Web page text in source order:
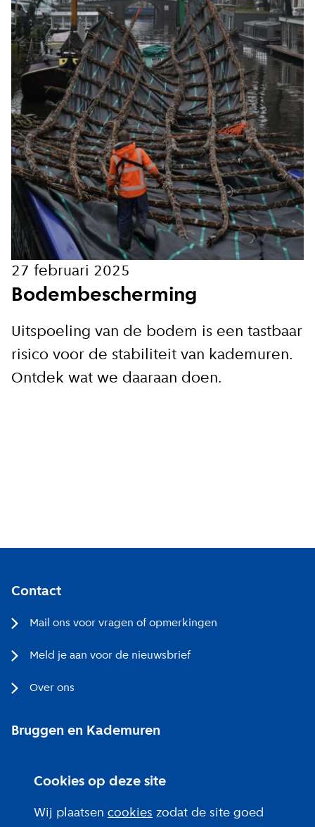
Cookies op deze site
Wij plaatsen cookies zodat de site goed
update
Blijf moeiteloos op de hoogte van al het
reilen en zeilen rond de bruggen en
kademuren in Amsterdam. Meld je aan voor
onze updates en je mist geen verhaal!
E-mailadres
Hoe vaak wil je van ons horen:
Bij elk nieuw artikel
Wekelijks
Maandelijks
Bodembescherming
27 februari 2025
Uitspoeling van de bodem is een tastbaar
risico voor de stabiliteit van kademuren.
Ontdek wat we daaraan doen.
Contact
Mail ons voor vragen of opmerkingen
Meld je aan voor de nieuwsbrief
Over ons
Bruggen en Kademuren